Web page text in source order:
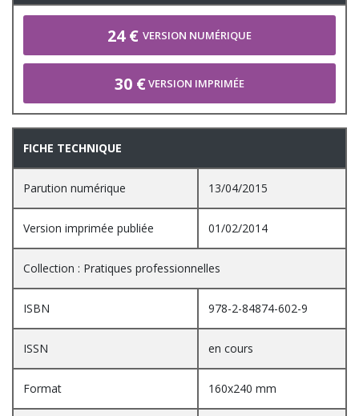
24 € VERSION NUMÉRIQUE
30 €VERSION IMPRIMÉE
FICHE TECHNIQUE
Parution numérique 13/04/2015
Version imprimée publiée 01/02/2014
Collection : Pratiques professionnelles
ISBN 978-2-84874-602-9
ISSN en cours
Format 160x240 mm